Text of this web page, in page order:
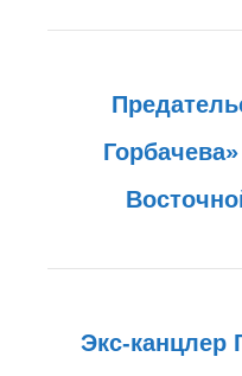
Экс-канцлер